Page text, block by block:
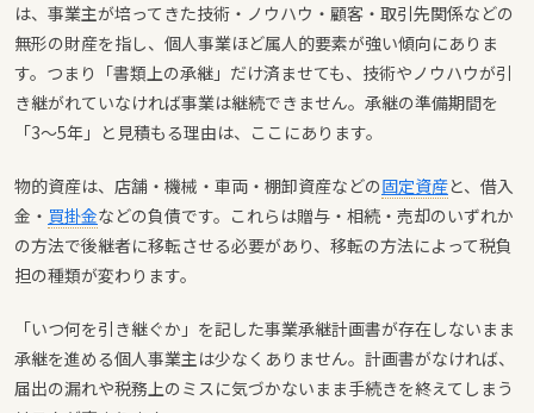
は、事業主が培ってきた技術・ノウハウ・顧客・取引先関係などの
無形の財産を指し、個人事業ほど属人的要素が強い傾向にありま
す。つまり「書類上の承継」だけ済ませても、技術やノウハウが引
き継がれていなければ事業は継続できません。承継の準備期間を
「3〜5年」と見積もる理由は、ここにあります。
物的資産は、店舗・機械・車両・棚卸資産などの固定資産と、借入
金・ 買掛金などの負債です。これらは贈与・相続・売却のいずれか
の方法で後継者に移転させる必要があり、移転の方法によって税負
担の種類が変わります。
「いつ何を引き継ぐか」を記した事業承継計画書が存在しないまま
承継を進める個人事業主は少なくありません。計画書がなければ、
届出の漏れや税務上のミスに気づかないまま手続きを終えてしまう